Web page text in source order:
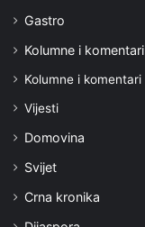
Gastro
Kolumne i komentari
Kolumne i komentari
Vijesti
Domovina
Svijet
Crna kronika